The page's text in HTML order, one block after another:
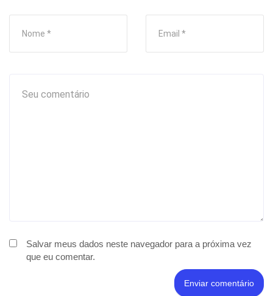
Salvar meus dados neste navegador para a próxima vez
que eu comentar.